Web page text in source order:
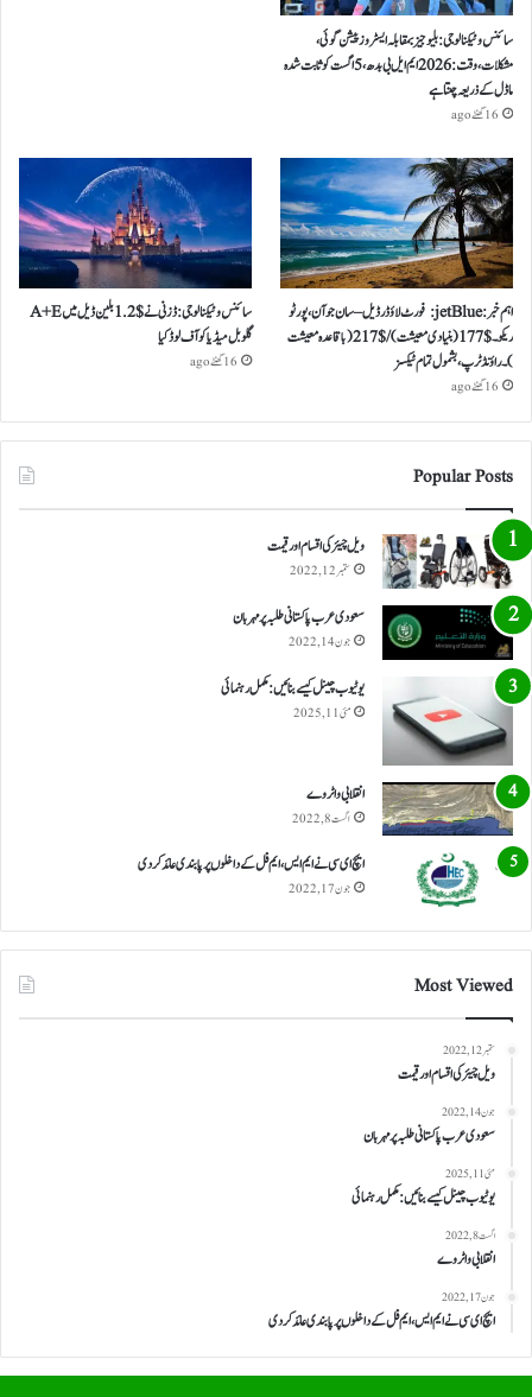
سائنس و ٹیکنالوجی: بلیو جیز بمقابلہ ایسٹروز پیشن گوئی،
مشکلات، وقت: 2026 ایم ایل بی بدھ، 5 اگست کو ثابت شدہ
ماڈل کے ذریعہ چنتا ہے
16 گھنٹے ago
اہم خبر: jetBlue: فورٹ لاؤڈرڈیل – سان جوآن، پورٹو
ریکو ۔ $ 177 (بنیادی معیشت) / $ 217 (باقاعدہ معیشت
)۔ راؤنڈ ٹرپ، بشمول تمام ٹیکسز
16 گھنٹے ago
سائنس و ٹیکنالوجی: ڈزنی نے $ 1.2 بلین ڈیل میں A+E
گلوبل میڈیا کو آف لوڈ کیا
16 گھنٹے ago
Popular Posts
ویل چیئر کی اقسام اور قیمت
ستمبر 12, 2022
سعودی عرب پاکستانی طلبہ پر مہربان
جون 14, 2022
یوٹیوب چینل کیسے بنائیں: مکمل رہنمائی
مئی 11, 2025
انقلابی واٹر وے
اگست 8, 2022
ایچ ای سی نے ایم ایس، ایم فل کے داخلوں پر پابندی عائد کر دی
جون 17, 2022
Most Viewed
ستمبر 12, 2022
ویل چیئر کی اقسام اور قیمت
جون 14, 2022
سعودی عرب پاکستانی طلبہ پر مہربان
مئی 11, 2025
یوٹیوب چینل کیسے بنائیں: مکمل رہنمائی
اگست 8, 2022
انقلابی واٹر وے
جون 17, 2022
ایچ ای سی نے ایم ایس، ایم فل کے داخلوں پر پابندی عائد کر دی